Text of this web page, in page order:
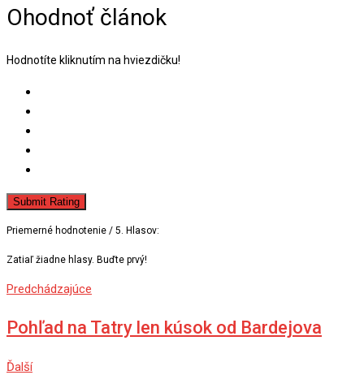
Ohodnoť článok
Hodnotíte kliknutím na hviezdičku!
Submit Rating
Priemerné hodnotenie / 5. Hlasov:
Zatiaľ žiadne hlasy. Buďte prvý!
Predchádzajúce
Pohľad na Tatry len kúsok od Bardejova
Ďalší